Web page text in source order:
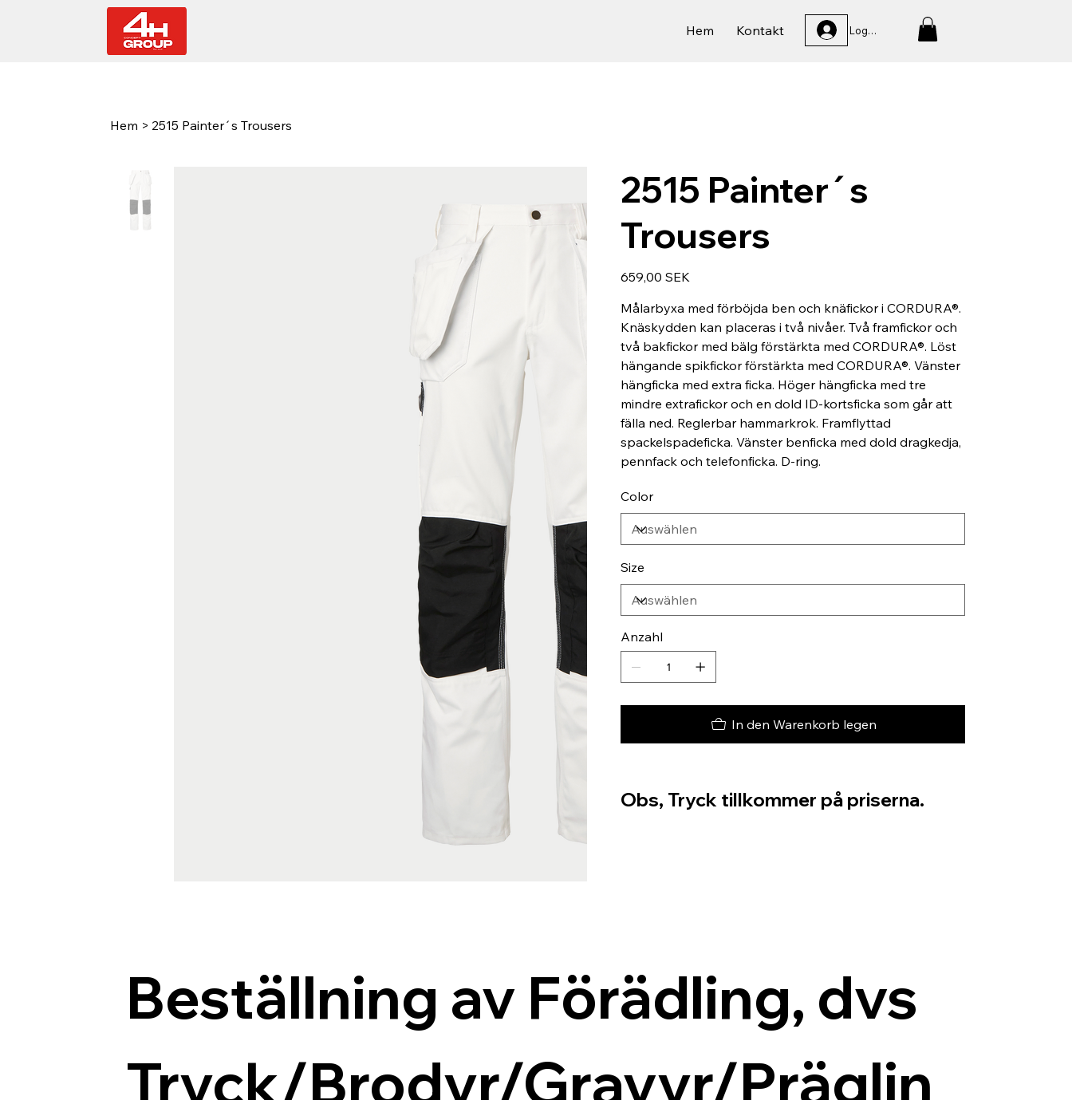
Hem Kontakt Logga In
Hem > 2515 Painter´s Trousers
2515 Painter´s
Trousers
Preis
659,00 SEK
Målarbyxa med förböjda ben och knäfickor i CORDURA®.
Knäskydden kan placeras i två nivåer. Två framfickor och
två bakfickor med bälg förstärkta med CORDURA®. Löst
hängande spikfickor förstärkta med CORDURA®. Vänster
hängficka med extra ficka. Höger hängficka med tre
mindre extrafickor och en dold ID-kortsficka som går att
fälla ned. Reglerbar hammarkrok. Framflyttad
spackelspadeficka. Vänster benficka med dold dragkedja,
pennfack och telefonficka. D-ring.
Color
Size
Anzahl
In den Warenkorb legen
Obs, Tryck tillkommer på priserna.
Beställning av Förädling, dvs
Tryck/Brodyr/Gravyr/Präglin